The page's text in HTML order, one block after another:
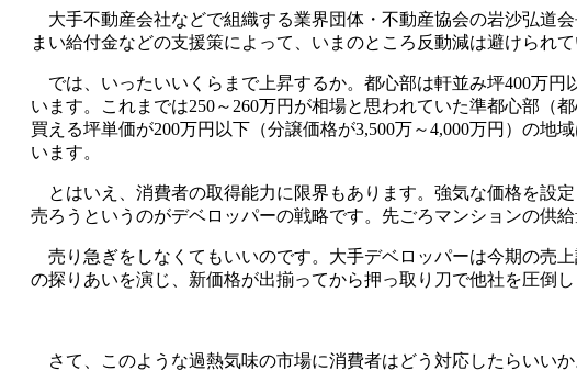
大手不動産会社などで組織する業界団体・不動産協会の岩沙弘道
まい給付金などの支援策によって、いまのところ反動減は避けられ
では、いったいいくらまで上昇するか。都心部は軒並み坪400万円
います。これまでは250～260万円が相場と思われていた準都心部（
買える坪単価が200万円以下（分譲価格が3,500万～4,000万円）の
います。
とはいえ、消費者の取得能力に限界もあります。強気な価格を設
売ろうというのがデベロッパーの戦略です。先ごろマンションの供
売り急ぎをしなくてもいいのです。大手デベロッパーは今期の売
の探りあいを演じ、新価格が出揃ってから押っ取り刀で他社を圧倒
さて、このような過熱気味の市場に消費者はどう対応したらいい